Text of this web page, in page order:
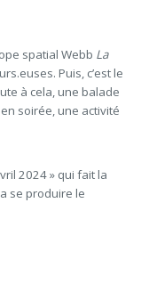
spatial Webb La
Puis, c’est le
à cela, une balade
soirée, une activité
2024 » qui fait la
se produire le